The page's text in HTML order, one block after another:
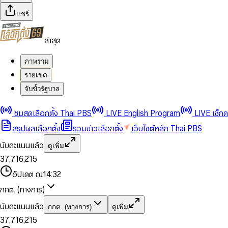
แชร์
ล่าสุด
ภาพรวม
รายเขต
จับขั้วรัฐบาล
ชมสดเลือกตั้ง Thai PBS LIVE English Program
LIVE เช็ก
สรุปผลเลือกตั้ง
รวมข่าวเลือกตั้ง
เว็บไซต์หลัก Thai PBS
นับคะแนนแล้ว
ดูเพิ่ม
0
1
2
3
4
5
6
8
9
2
3
4
5
6
7
8
9
,
0
2
4
6
7
8
9
0
1
2
3
4
5
6
7
8
1
3
5
6
7
8
9
,
1
2
4
5
7
8
9
0
1
3
4
6
7
8
0
2
3
4
5
7
8
อัปเดต ณ14:32
กกต. (ทางการ)
นับคะแนนแล้ว
กกต. (ทางการ) ดูเพิ่ม
0
1
2
3
0
1
2
4
5
6
7,
0
1
2
4
6
7
0
1
0
1
3
5
6,
1
2
0
1
0
2
3
4
5